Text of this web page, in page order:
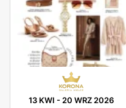
13 KWI - 20 WRZ 2026